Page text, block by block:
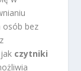
osób bez
czytniki